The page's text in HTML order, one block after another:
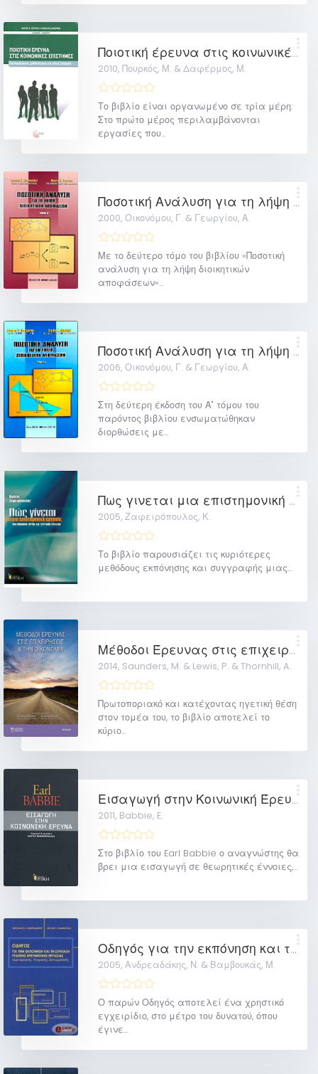
Ποιοτική έρευνα στις κοινωνικές επιστήμες: Επιστημολογικά, μεθοδολογικά και ηθικά ζητήματα
2010,Πουρκός, Μ. & Δαφέρμος, Μ.
Το βιβλίο είναι οργανωμένο σε τρία μέρη:
Στο πρώτο μέρος περιλαμβάνονται
εργασίες που...
Ποσοτική Ανάλυση για τη λήψη διοικητικών αποφάσεων
2000,Οικονόμου, Γ. & Γεωργίου, Α.
Με το δεύτερο τόμο του βιβλίου «Ποσοτική
ανάλυση για τη λήψη διοικητικών
αποφάσεων»...
Ποσοτική Ανάλυση για τη λήψη διοικητικών αποφάσεων
2006,Οικονόμου, Γ. & Γεωργίου, Α.
Στη δεύτερη έκδοση του Α" τόμου του
παρόντος βιβλίου ενσωματώθηκαν
διορθώσεις με...
Πως γινεται μια επιστημονική εργασία: επιστημονική έρευνα και συγγραφή εργασιών
2005,Ζαφειρόπουλος, Κ.
Το βιβλίο παρουσιάζει τις κυριότερες
μεθόδους εκπόνησης και συγγραφής μιας...
Μέθοδοι Έρευνας στις επιχειρήσεις & την οικονομία
2014, Saunders, M. & Lewis, P. & Thornhill, A.
Πρωτοποριακό και κατέχοντας ηγετική θέση
στον τομέα του, το βιβλίο αποτελεί το
κύριο...
Εισαγωγή στην Κοινωνική Έρευνα
2011, Babbie, E.
Στο βιβλίο του Earl Babbie ο αναγνώστης θα
βρει μια εισαγωγή σε θεωρητικές έννοιες,...
Οδηγός για την εκπόνηση και τη σύνταξη γραπτής ερευνητικής εργασίας: σεμιναριακής, πτυχιακής, διπλωματικής
2005,Ανδρεαδάκης, Ν. & Βαμβουκάς, Μ.
Ο παρών Οδηγός αποτελεί ένα χρηστικό
εγχειρίδιο, στο μέτρο του δυνατού, όπου
έγινε...